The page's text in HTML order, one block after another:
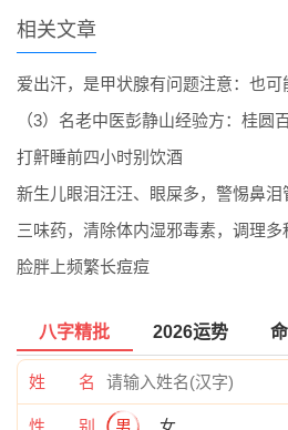
相关文章
爱出汗，是甲状腺有问题注意：也
（3）名老中医彭静山经验方：桂圆
打鼾睡前四小时别饮酒
新生儿眼泪汪汪、眼屎多，警惕鼻泪
三味药，清除体内湿邪毒素，调理多
脸胖上频繁长痘痘
八字精批 2026运势
姓 名